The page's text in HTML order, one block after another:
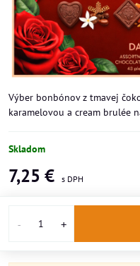
Výber bonbónov z tmavej
karamelovou a cream brulée
Skladom
7,25 €